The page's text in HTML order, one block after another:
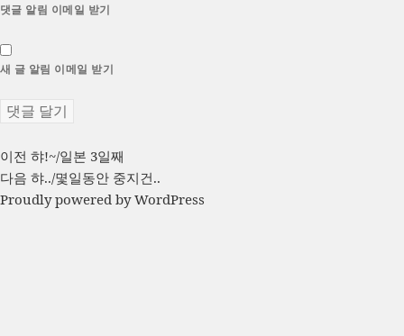
댓글 알림 이메일 받기
새 글 알림 이메일 받기
글
탐
이전 이
전
글:
햐!~/일본 3일째
다음 다
음
햐../몇일동안 중지건..
Proudly powered by WordPress